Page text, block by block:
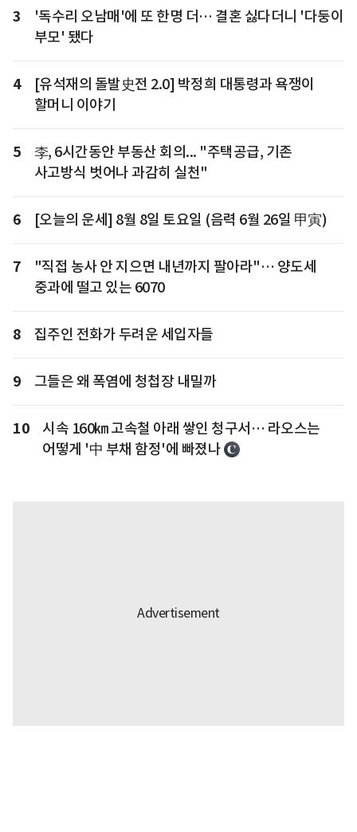
3
'독수리 오남매'에 또 한명 더… 결혼 싫다더니 '다둥이
부모' 됐다
4
[유석재의 돌발史전 2.0] 박정희 대통령과 욕쟁이
할머니 이야기
5
李, 6시간동안 부동산 회의... "주택공급, 기존
사고방식 벗어나 과감히 실천"
6 [오늘의 운세] 8월 8일 토요일 (음력 6월 26일 甲寅)
7
"직접 농사 안 지으면 내년까지 팔아라"… 양도세
중과에 떨고 있는 6070
8 집주인 전화가 두려운 세입자들
9 그들은 왜 폭염에 청첩장 내밀까
10
시속 160㎞ 고속철 아래 쌓인 청구서… 라오스는
어떻게 '中 부채 함정'에 빠졌나